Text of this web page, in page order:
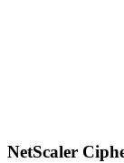
NetScaler